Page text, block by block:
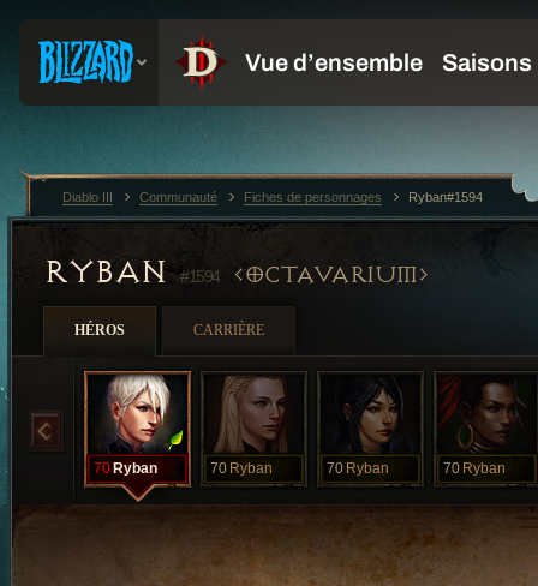
RYBAN#1594 OCTAVARIUM
HÉROS CARRIÈRE
70 Ryban 70 Ryban 70 Ryban 70 Ryban
Diablo III Communauté Fiches de personnages Ryban#1594